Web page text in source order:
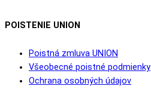
POISTENIE UNION
Poistná zmluva UNION
Všeobecné poistné podmienky
Ochrana osobných údajov